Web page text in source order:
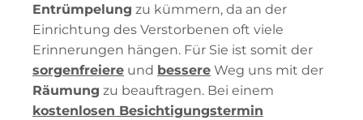
Entrümpelung zu kümmern, da an der
Einrichtung des Verstorbenen oft viele
Erinnerungen hängen. Für Sie ist somit der
sorgenfreiere und bessere Weg uns mit der
Räumung zu beauftragen. Bei einem
kostenlosen Besichtigungstermin